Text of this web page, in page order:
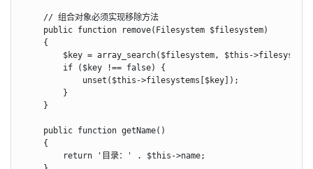
    // 组合对象必须实现移除方法
    public function remove(Filesystem $filesystem)
    {
$key = array_search($filesystem, $this-
        if ($key !== false) {
            unset($this->filesystems[$key]);
        }
    }
    public function getName()
    {
        return '目录：' . $this->name;